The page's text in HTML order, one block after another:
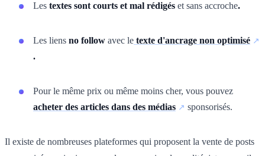
Les textes sont courts et mal rédigés et sans accroche.
Les liens no follow avec le texte d'ancrage non optimisé
.
Pour le même prix ou même moins cher, vous pouvez
acheter des articles dans des médias
sponsorisés.
Il existe de nombreuses plateformes qui proposent la vente de posts